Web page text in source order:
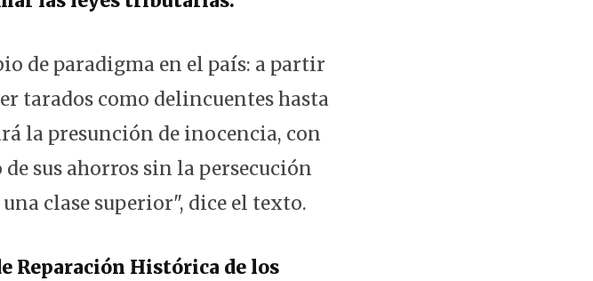
de paradigma en el país: a partir
tarados como delincuentes hasta
la presunción de inocencia, con
sus ahorros sin la persecución
clase superior", dice el texto.
Reparación Histórica de los